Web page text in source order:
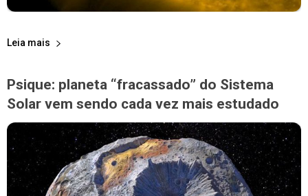
Leia mais
Psique: planeta “fracassado” do Sistema
Solar vem sendo cada vez mais estudado